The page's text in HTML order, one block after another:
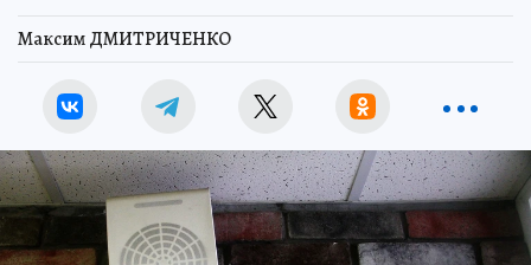
Максим ДМИТРИЧЕНКО